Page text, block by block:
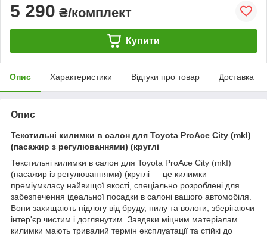
5 290 ₴/комплект
Купити
Опис Характеристики Відгуки про товар Доставка
Опис
Текстильні килимки в салон для Toyota ProAce City (mkI)
(пасажир з регулюваннями) (круглі
Текстильні килимки в салон для Toyota ProAce City (mkI)
(пасажир із регулюваннями) (круглі — це килимки
преміумкласу найвищої якості, спеціально розроблені для
забезпечення ідеальної посадки в салоні вашого автомобіля.
Вони захищають підлогу від бруду, пилу та вологи, зберігаючи
інтер'єр чистим і доглянутим. Завдяки міцним матеріалам
килимки мають тривалий термін експлуатації та стійкі до